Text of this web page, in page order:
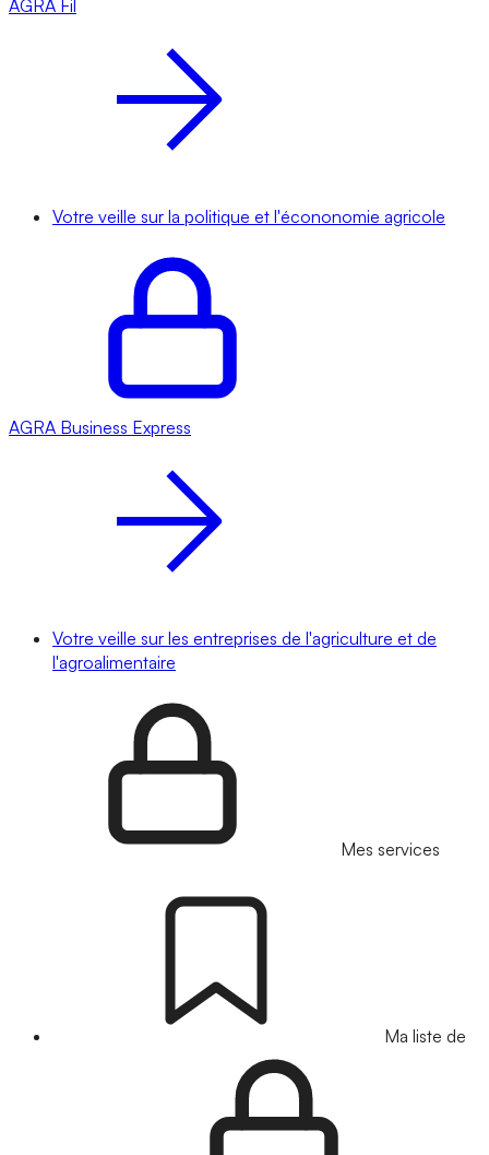
AGRA Fil
Votre veille sur la politique et l'écononomie agricole
AGRA Business Express
Votre veille sur les entreprises de l'agriculture et de
l'agroalimentaire
Mes services
Ma liste de